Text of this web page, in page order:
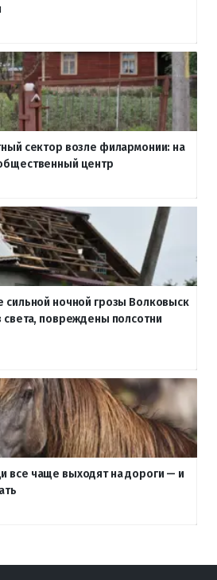
сектор возле филармонии: на
центр
сильной ночной грозы Волковыск
света, повреждены полсотни
все чаще выходят на дороги — и